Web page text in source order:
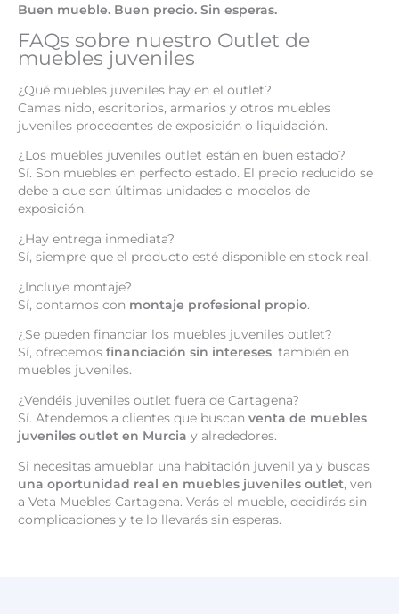
Buen mueble. Buen precio. Sin esperas.
FAQs sobre nuestro Outlet de
muebles juveniles
¿Qué muebles juveniles hay en el outlet?
Camas nido, escritorios, armarios y otros muebles
juveniles procedentes de exposición o liquidación.
¿Los muebles juveniles outlet están en buen estado?
Sí. Son muebles en perfecto estado. El precio reducido se
debe a que son últimas unidades o modelos de
exposición.
¿Hay entrega inmediata?
Sí, siempre que el producto esté disponible en stock real.
¿Incluye montaje?
Sí, contamos con montaje profesional propio.
¿Se pueden financiar los muebles juveniles outlet?
Sí, ofrecemos financiación sin intereses, también en
muebles juveniles.
¿Vendéis juveniles outlet fuera de Cartagena?
Sí. Atendemos a clientes que buscan venta de muebles
juveniles outlet en Murcia y alrededores.
Si necesitas amueblar una habitación juvenil ya y buscas
una oportunidad real en muebles juveniles outlet, ven
a Veta Muebles Cartagena. Verás el mueble, decidirás sin
complicaciones y te lo llevarás sin esperas.